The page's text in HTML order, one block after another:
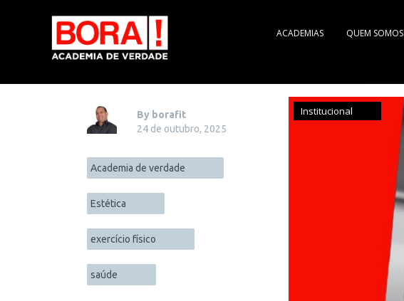
ACADEMIAS QUEM SOMOS
By borafit
24 de outubro, 2025
Academia de verdade
Estética
exercício físico
saúde
Institucional